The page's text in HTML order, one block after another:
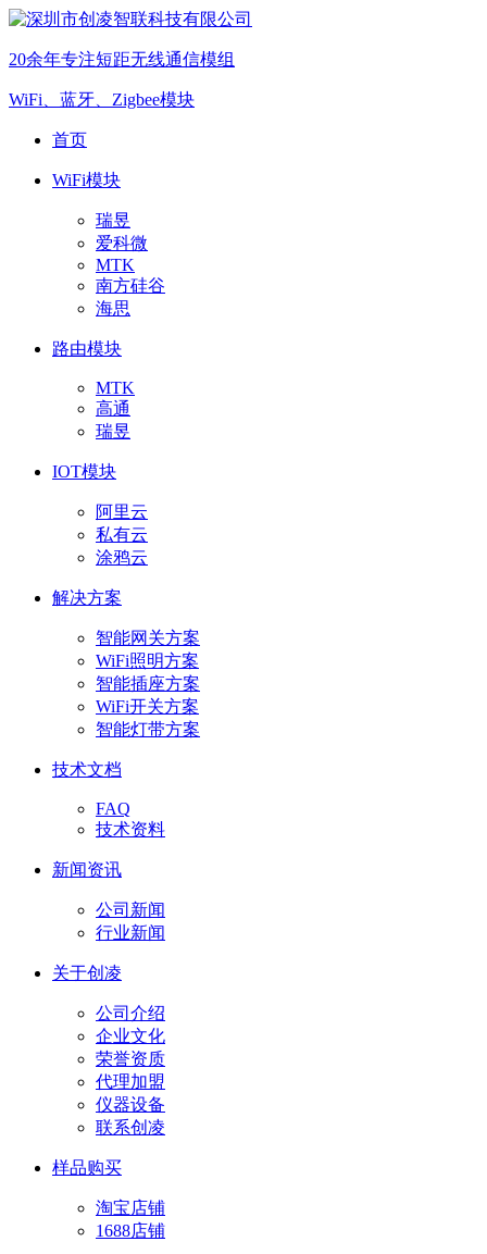
20余年专注短距无线通信模组
WiFi、蓝牙、Zigbee模块
首页
WiFi模块
瑞昱
爱科微
MTK
南方硅谷
海思
路由模块
MTK
高通
瑞昱
IOT模块
阿里云
私有云
涂鸦云
解决方案
智能网关方案
WiFi照明方案
智能插座方案
WiFi开关方案
智能灯带方案
技术文档
FAQ
技术资料
新闻资讯
公司新闻
行业新闻
关于创凌
公司介绍
企业文化
荣誉资质
代理加盟
仪器设备
联系创凌
样品购买
淘宝店铺
1688店铺